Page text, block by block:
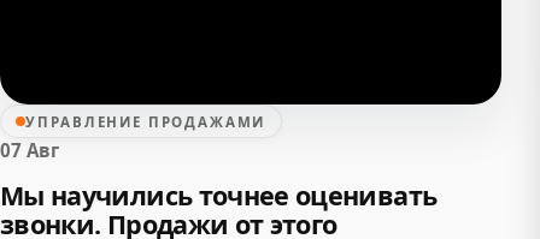
УПРАВЛЕНИЕ ПРОДАЖАМИ
07 Авг
Мы научились точнее оценивать
звонки. Продажи от этого